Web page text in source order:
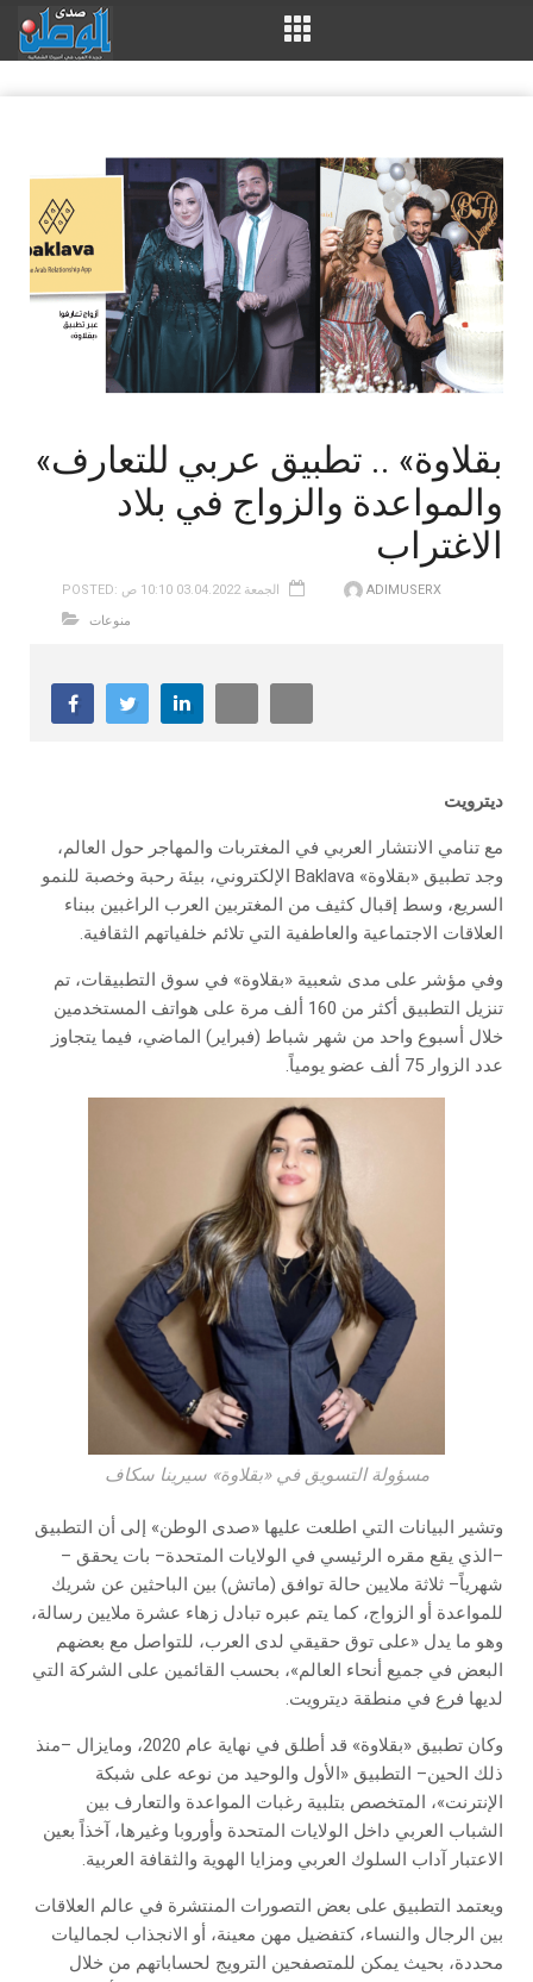
«بقلاوة» .. تطبيق عربي للتعارف
والمواعدة والزواج في بلاد
الاغتراب
POSTED: الجمعة 03.04.2022 10:10 ص
ADIMUSERX
منوعات
ديترويت
مع تنامي الانتشار العربي في المغتربات والمهاجر حول العالم،
وجد تطبيق «بقلاوة» Baklava الإلكتروني، بيئة رحبة وخصبة للنمو
السريع، وسط إقبال كثيف من المغتربين العرب الراغبين ببناء
العلاقات الاجتماعية والعاطفية التي تلائم خلفياتهم الثقافية.
وفي مؤشر على مدى شعبية «بقلاوة» في سوق التطبيقات، تم
تنزيل التطبيق أكثر من 160 ألف مرة على هواتف المستخدمين
خلال أسبوع واحد من شهر شباط (فبراير) الماضي، فيما يتجاوز
عدد الزوار 75 ألف عضو يومياً.
مسؤولة التسويق في «بقلاوة» سيرينا سكاف
وتشير البيانات التي اطلعت عليها «صدى الوطن» إلى أن التطبيق
–الذي يقع مقره الرئيسي في الولايات المتحدة– بات يحقق –
شهرياً– ثلاثة ملايين حالة توافق (ماتش) بين الباحثين عن شريك
للمواعدة أو الزواج، كما يتم عبره تبادل زهاء عشرة ملايين رسالة،
وهو ما يدل «على توق حقيقي لدى العرب، للتواصل مع بعضهم
البعض في جميع أنحاء العالم»، بحسب القائمين على الشركة التي
لديها فرع في منطقة ديترويت.
وكان تطبيق «بقلاوة» قد أطلق في نهاية عام 2020، ومايزال –منذ
ذلك الحين– التطبيق «الأول والوحيد من نوعه على شبكة
الإنترنت»، المتخصص بتلبية رغبات المواعدة والتعارف بين
الشباب العربي داخل الولايات المتحدة وأوروبا وغيرها، آخذاً بعين
الاعتبار آداب السلوك العربي ومزايا الهوية والثقافة العربية.
ويعتمد التطبيق على بعض التصورات المنتشرة في عالم العلاقات
بين الرجال والنساء، كتفضيل مهن معينة، أو الانجذاب لجماليات
محددة، بحيث يمكن للمتصفحين الترويج لحساباتهم من خلال